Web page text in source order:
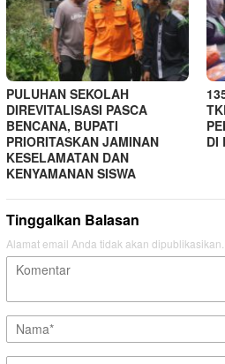
PULUHAN SEKOLAH
DIREVITALISASI PASCA
BENCANA, BUPATI
PRIORITASKAN JAMINAN
KESELAMATAN DAN
KENYAMANAN SISWA
DI
Tinggalkan Balasan
Alamat email Anda tidak akan dipublikasikan.